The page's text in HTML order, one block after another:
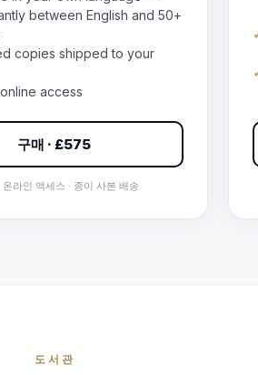
between English and 50+
copies shipped to your
access
구매 · £575
라인 액세스 · 종이 사본 배송
도서관